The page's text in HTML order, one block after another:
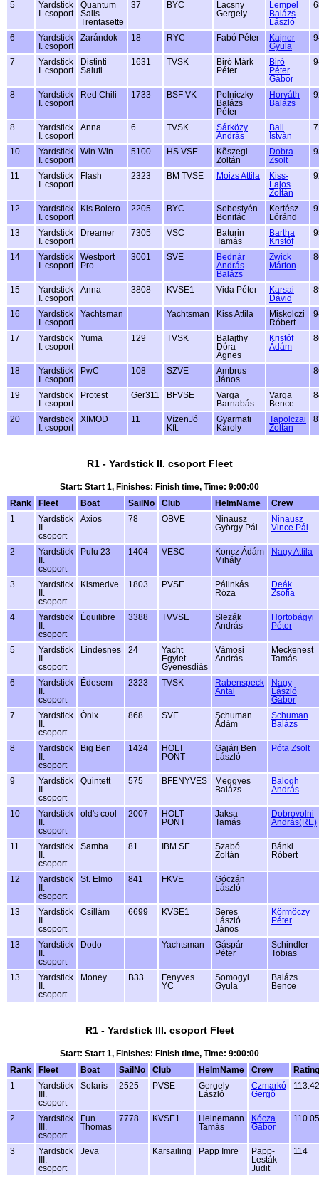
5
Yardstick
I. csoport
Quantum
Sails
Trentasette
37 BYC
Lacsny
Gergely
Lempel
Balázs
László
6
Yardstick
I. csoport
Zarándok 18 RYC Fabó Péter
Kajner
Gyula
7
Yardstick
I. csoport
Distinti
Saluti
1631 TVSK
Biró Márk
Péter
Biró
Péter
Gábor
8
Yardstick
I. csoport
Red Chili 1733 BSF VK
Polniczky
Balázs
Péter
Horváth
Balázs
8
Yardstick
I. csoport
Anna 6 TVSK
Sárközy
András
Bali
István
10
Yardstick
I. csoport
Win-Win 5100 HS VSE
Kõszegi
Zoltán
Dobra
Zsolt
11
Yardstick
I. csoport
Flash 2323 BM TVSE Moizs Attila
Kiss-
Lajos
Zoltán
12
Yardstick
I. csoport
Kis Bolero 2205 BYC
Sebestyén
Bonifác
Kertész
Lóránd
13
Yardstick
I. csoport
Dreamer 7305 VSC
Baturin
Tamás
Bartha
Kristóf
14
Yardstick
I. csoport
Westport
Pro
3001 SVE
Bednár
András
Balázs
Zwick
Márton
15
Yardstick
I. csoport
Anna 3808 KVSE1 Vida Péter
Karsai
Dávid
16
Yardstick
I. csoport
Yachtsman Yachtsman Kiss Attila
Miskolczi
Róbert
17
Yardstick
I. csoport
Yuma 129 TVSK
Balajthy
Dóra
Ágnes
Kristóf
Ádám
18
Yardstick
I. csoport
PwC 108 SZVE
Ambrus
János
19
Yardstick
I. csoport
Protest Ger311 BFVSE
Varga
Barnabás
Varga
Bence
20
Yardstick
I. csoport
XIMOD 11
VízenJó
Kft.
Gyarmati
Károly
Tapolczai
Zoltán
R1 - Yardstick II. csoport Fleet
Start: Start 1, Finishes: Finish time, Time: 9:00:00
Rank
Fleet Boat SailNo Club HelmName
Crew
1
Yardstick
csoport
Axios 78 OBVE
Ninausz
György Pál
Ninausz
Vince Pál
2
Yardstick
csoport
Pulu 23 1404 VESC
Koncz Ádám
Mihály
Nagy Attila
3
Yardstick
csoport
Kismedve 1803 PVSE
Pálinkás
Róza
Deák
Zsófia
4
Yardstick
csoport
Équilibre 3388 TVVSE
Slezák
András
Hortobágyi
Péter
5
Yardstick
csoport
Lindesnes 24
Yacht
Egylet
Gyenesdiás
Vámosi
András
Meckenest
Tamás
6
Yardstick
csoport
Édesem 2323 TVSK
Rabenspeck
Antal
Nagy
László
Gábor
7
Yardstick
csoport
Ónix 868 SVE
Schuman
Ádám
Schuman
Balázs
8
Yardstick
csoport
Big Ben 1424
HOLT
PONT
Gajári Ben
László
Póta Zsolt
9
Yardstick
csoport
Quintett 575 BFENYVES
Meggyes
Balázs
Balogh
András
10
Yardstick
csoport
old's cool 2007
HOLT
PONT
Jaksa
Tamás
Dobrovolni
András(RE)
11
Yardstick
csoport
Samba 81 IBM SE
Szabó
Zoltán
Bánki
Róbert
12
Yardstick
csoport
St. Elmo 841 FKVE
Góczán
László
13
Yardstick
csoport
Csillám 6699 KVSE1
Seres
László
János
Körmöczy
Péter
13
Yardstick
csoport
Dodo Yachtsman
Gáspár
Péter
Schindler
Tobias
13
Yardstick
csoport
Money B33
Fenyves
YC
Somogyi
Gyula
Balázs
Bence
R1 - Yardstick III. csoport Fleet
Start: Start 1, Finishes: Finish time, Time: 9:00:00
Rank
Fleet Boat SailNo Club HelmName Crew
Rating
1
Yardstick
csoport
Solaris 2525 PVSE
Gergely
László
Czmarkó
Gergõ
113.42
2
Yardstick
csoport
Fun
Thomas
7778 KVSE1
Heinemann
Tamás
Kócza
Gábor
110.05
3
Yardstick
csoport
Jeva Karsailing Papp Imre
Papp-
Lesták
Judit
114